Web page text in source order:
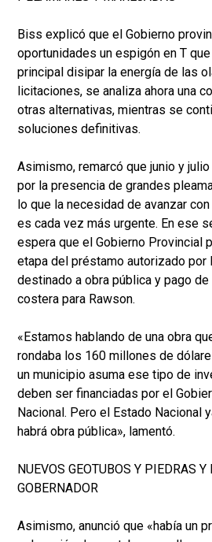
Biss explicó que el Gobierno
oportunidades un espigón en T
principal disipar la energía de las
licitaciones, se analiza ahora una
otras alternativas, mientras se
soluciones definitivas.
Asimismo, remarcó que junio y
por la presencia de grandes
lo que la necesidad de avanzar
es cada vez más urgente. En ese
espera que el Gobierno Provincial
etapa del préstamo autorizado por
destinado a obra pública y pago
costera para Rawson.
«Estamos hablando de una obra
rondaba los 160 millones de
un municipio asuma ese tipo de
deben ser financiadas por el
Nacional. Pero el Estado Nacional
habrá obra pública», lamentó.
NUEVOS GEOTUBOS Y PIEDRAS
GOBERNADOR
Asimismo, anunció que «había un